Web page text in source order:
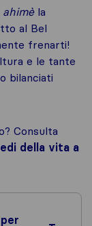
ahimè la
al Bel
frenarti!
e le tante
bilanciati
Consulta
della vita a